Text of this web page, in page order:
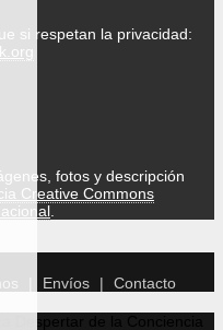
si respetan la privacidad:
fotos y descripción
Creative Commons
Envíos Contacto